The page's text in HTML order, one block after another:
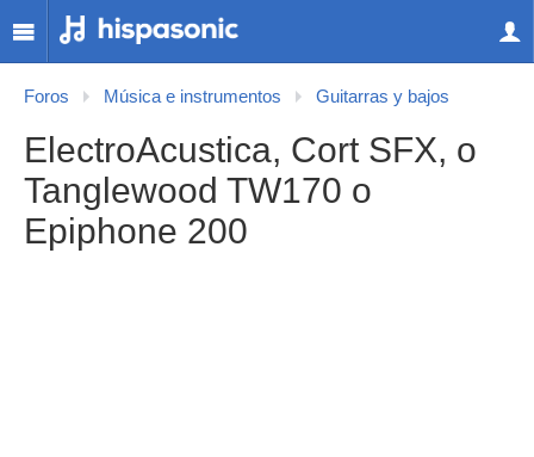
Foros Música e instrumentos Guitarras y bajos
ElectroAcustica, Cort SFX, o
Tanglewood TW170 o
Epiphone 200